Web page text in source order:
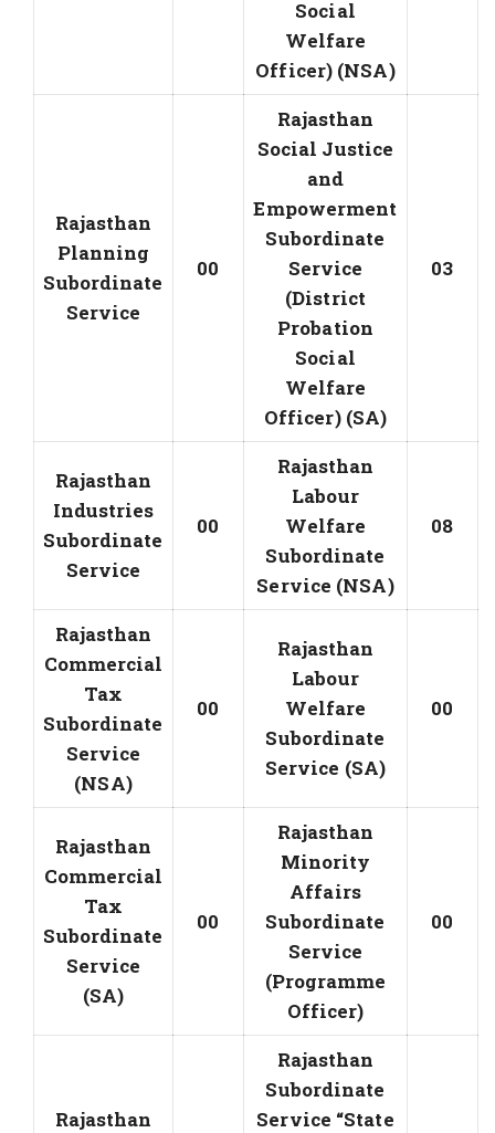
Social
Welfare
Officer) (NSA)
Rajasthan
Planning
Subordinate
Service
00
Rajasthan
Social Justice
and
Empowerment
Subordinate
Service
(District
Probation
Social
Welfare
Officer) (SA)
03
Rajasthan
Industries
Subordinate
Service
00
Rajasthan
Labour
Welfare
Subordinate
Service (NSA)
08
Rajasthan
Commercial
Tax
Subordinate
Service
(NSA)
00
Rajasthan
Labour
Welfare
Subordinate
Service (SA)
00
Rajasthan
Commercial
Tax
Subordinate
Service
(SA)
00
Rajasthan
Minority
Affairs
Subordinate
Service
(Programme
Officer)
00
Rajasthan
Rajasthan
Subordinate
Service “State